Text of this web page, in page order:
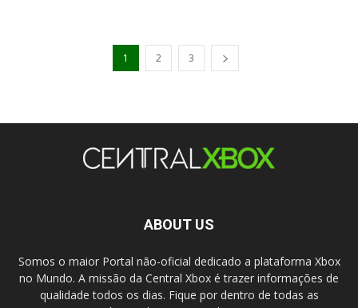
1 2 3
ABOUT US
Somos o maior Portal não-oficial dedicado a plataforma Xbox
no Mundo. A missão da Central Xbox é trazer informações de
qualidade todos os dias. Fique por dentro de todas as